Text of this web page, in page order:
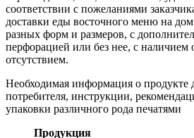
соответствии с пожеланиями
доставки еды восточного меню на
разных форм и размеров, с
перфорацией или без нее, с наличием
отсутствием.
Необходимая информация о продукте
потребителя, инструкции,
упаковки различного рода печатями
Продукция